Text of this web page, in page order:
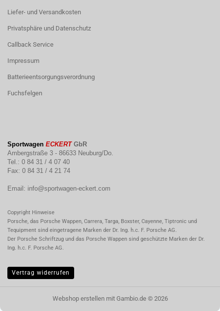
Liefer- und Versandkosten
Privatsphäre und Datenschutz
Callback Service
Impressum
Batterieentsorgungsverordnung
Fuchsfelgen
Sportwagen ECKERTGbR
Ambergstraße 3 - 86633 Neuburg/Do.
Tel.: 0 84 31 / 4 07 40
Fax: 0 84 31 / 4 21 74
Email: info@sportwagen-eckert.com
Copyright Hinweise
Porsche, das Porsche Wappen, Carrera, Targa, Boxster, Cayenne, Tiptronic und
Tequipment sind eingetragene Marken der Dr. Ing. h.c. F. Porsche AG.
Der Porsche Schriftzug und das Porsche Wappen sind geschützte Marken der Dr.
Ing. h.c. F. Porsche AG.
Vertrag widerrufen
Webshop erstellenmit Gambio.de © 2026